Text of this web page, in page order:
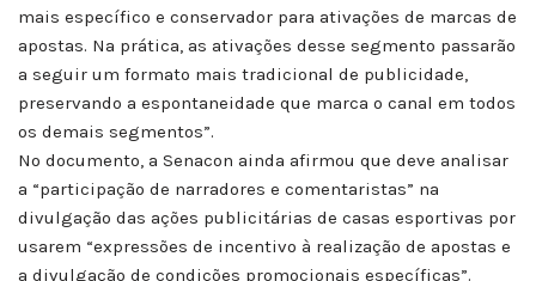
mais específico e conservador para ativações de marcas de
apostas. Na prática, as ativações desse segmento passarão
a seguir um formato mais tradicional de publicidade,
preservando a espontaneidade que marca o canal em todos
os demais segmentos”.
No documento, a Senacon ainda afirmou que deve analisar
a “participação de narradores e comentaristas” na
divulgação das ações publicitárias de casas esportivas por
usarem “expressões de incentivo à realização de apostas e
a divulgação de condições promocionais específicas”.